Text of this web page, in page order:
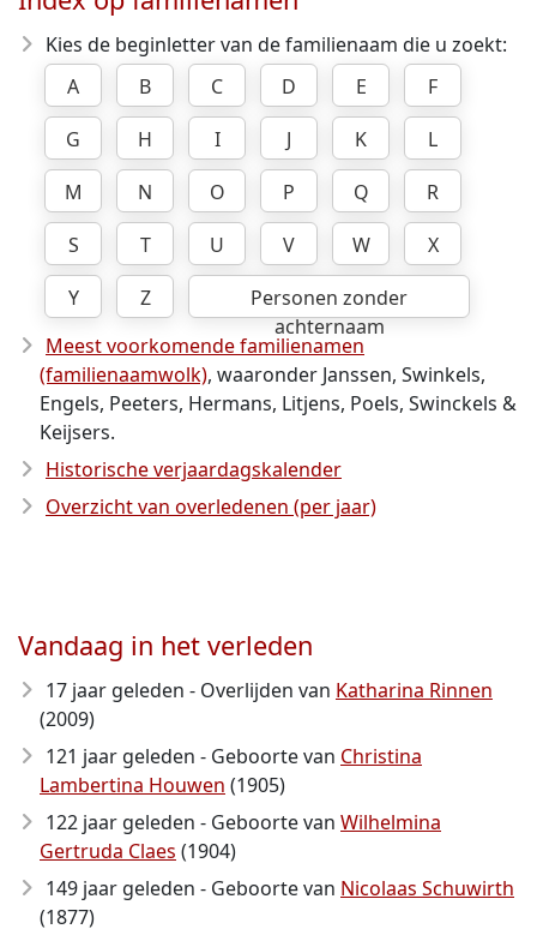
Kies de beginletter van de familienaam die u zoekt:
A
B C D E
F
G
H I J K
L
M
N O P Q
R
S
T U V W
X
Y
Z
Personen zonder
achternaam
Meest voorkomende familienamen
(familienaamwolk), waaronder Janssen, Swinkels,
Engels, Peeters, Hermans, Litjens, Poels, Swinckels &
Keijsers.
Historische verjaardagskalender
Overzicht van overledenen (per jaar)
Vandaag in het verleden
17 jaar geleden - Overlijden van Katharina Rinnen
(2009)
121 jaar geleden - Geboorte van Christina
Lambertina Houwen (1905)
122 jaar geleden - Geboorte van Wilhelmina
Gertruda Claes (1904)
149 jaar geleden - Geboorte van Nicolaas Schuwirth
(1877)